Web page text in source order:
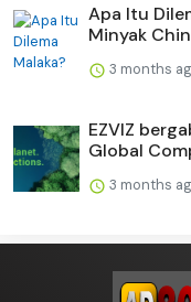
Apa Itu
Minyak
3 months
EZVIZ
Global
3 months